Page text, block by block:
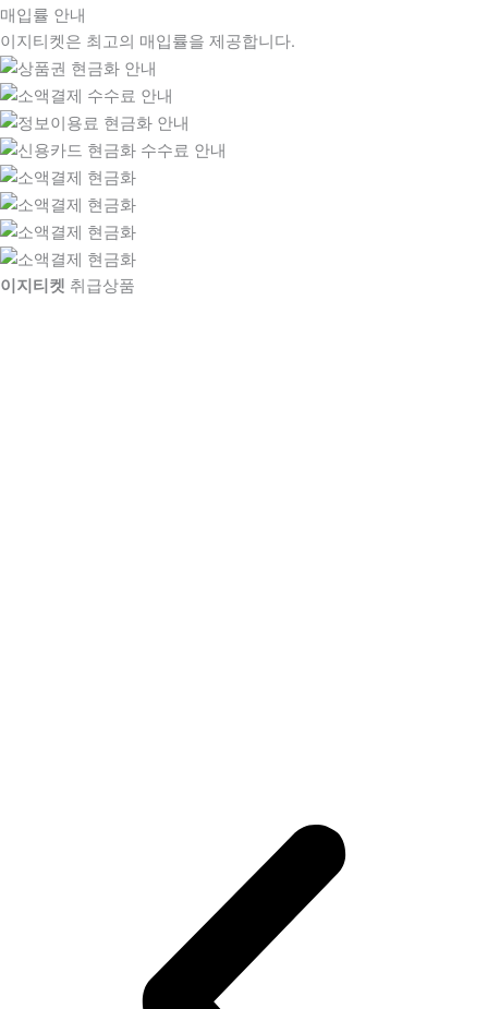
매입률 안내
이지티켓은 최고의 매입률을 제공합니다.
이지티켓 취급상품